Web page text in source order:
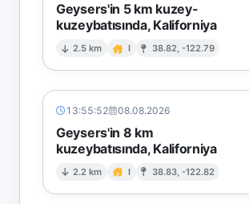
Geysers'in 5 km kuzey-
kuzeybatısında, Kaliforniya
2.5 km I 38.82, -122.79
13:55:52 08.08.2026
Geysers'in 8 km
kuzeybatısında, Kaliforniya
2.2 km I 38.83, -122.82